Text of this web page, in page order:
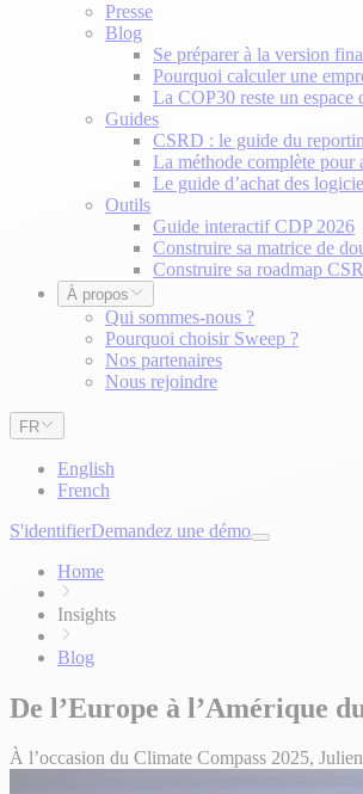
Presse
Blog
Se préparer à la version
Pourquoi calculer une
La COP30 reste un espace
Guides
CSRD : le guide du
La méthode complète pour
Le guide d’achat des
Outils
Guide interactif CDP 2026
Construire sa matrice de
Construire sa roadmap
À propos
Qui sommes-nous ?
Pourquoi choisir Sweep ?
Nos partenaires
Nous rejoindre
FR
English
French
S'identifierDemandez une démo
Home
Insights
Blog
De l’Europe à l’Amérique
À l’occasion du Climate Compass 2025,